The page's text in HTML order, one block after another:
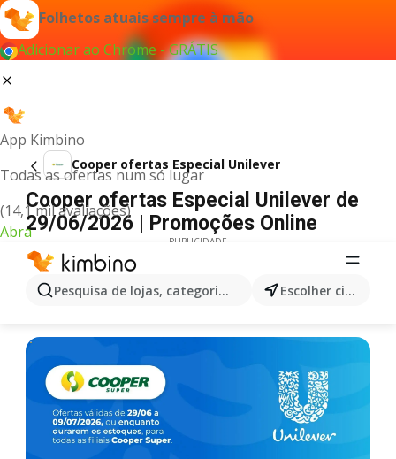
Folhetos atuais sempre à mão
Adicionar ao Chrome - GRÁTIS
App Kimbino
Todas as ofertas num só lugar
(14,1 mil avaliações)
Abra
Pesquisa de lojas, categorias,produtos... Escolher cidade
Cooper ofertas Especial Unilever
Cooper ofertas Especial Unilever de
29/06/2026 | Promoções Online
PUBLICIDADE